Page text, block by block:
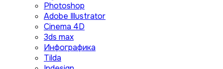
Photoshop
Adobe Illustrator
Сinema 4D
3ds max
Инфографика
Tilda